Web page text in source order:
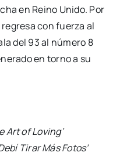
en Reino Unido. Por
regresa con fuerza al
del 93 al número 8
en torno a su
Art of Loving’
Tirar Más Fotos’